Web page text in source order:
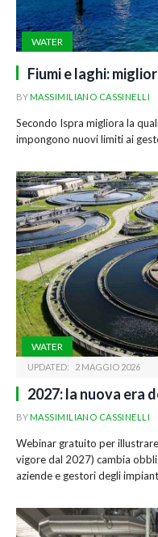
WATER
Fiumi e laghi:
BYMASSIMILIANO CASSINELLI
Secondo Ispra migliora la
impongono nuovi limiti ai
WATER
UPDATED: 2 MAGGIO 2026
2027: la nuova era
BYMASSIMILIANO CASSINELLI
Webinar gratuito per
vigore dal 2027) cambia
aziende e gestori degli